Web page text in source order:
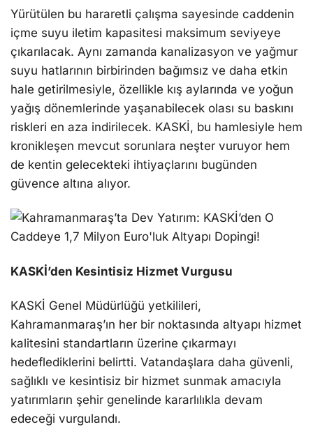
Yürütülen bu hararetli çalışma sayesinde caddenin
içme suyu iletim kapasitesi maksimum seviyeye
çıkarılacak. Aynı zamanda kanalizasyon ve yağmur
suyu hatlarının birbirinden bağımsız ve daha etkin
hale getirilmesiyle, özellikle kış aylarında ve yoğun
yağış dönemlerinde yaşanabilecek olası su baskını
riskleri en aza indirilecek. KASKİ, bu hamlesiyle hem
kronikleşen mevcut sorunlara neşter vuruyor hem
de kentin gelecekteki ihtiyaçlarını bugünden
güvence altına alıyor.
KASKİ’den Kesintisiz Hizmet Vurgusu
KASKİ Genel Müdürlüğü yetkilileri,
Kahramanmaraş’ın her bir noktasında altyapı hizmet
kalitesini standartların üzerine çıkarmayı
hedeflediklerini belirtti. Vatandaşlara daha güvenli,
sağlıklı ve kesintisiz bir hizmet sunmak amacıyla
yatırımların şehir genelinde kararlılıkla devam
edeceği vurgulandı.